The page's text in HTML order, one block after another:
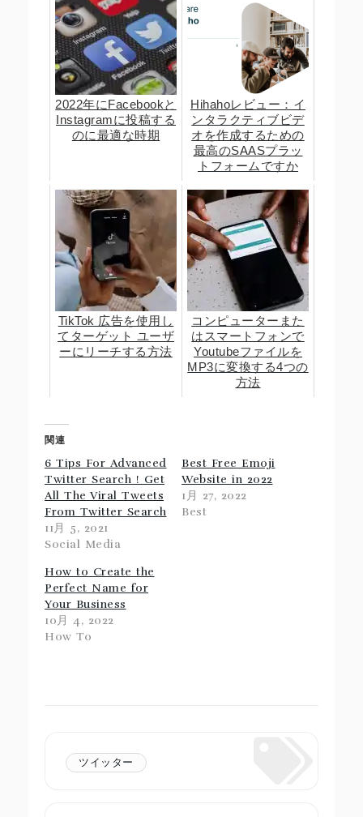
2022年にFacebookと
Instagramに投稿する
のに最適な時期
Hihahoレビュー：イ
ンタラクティブビデ
オを作成するための
最高のSAASプラッ
トフォームですか
TikTok 広告を使用し
てターゲット ユーザ
ーにリーチする方法
コンピューターまた
はスマートフォンで
Youtubeファイルを
MP3に変換する4つの
方法
関連
6 Tips For Advanced
Twitter Search ! Get
All The Viral Tweets
From Twitter Search
11月 5, 2021
Social Media
Best Free Emoji
Website in 2022
1月 27, 2022
Best
How to Create the
Perfect Name for
Your Business
10月 4, 2022
How To
ツイッター